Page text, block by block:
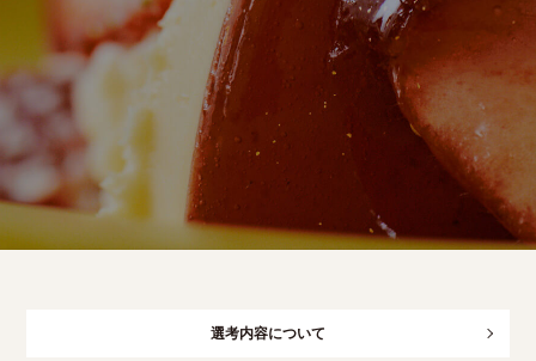
選考内容について